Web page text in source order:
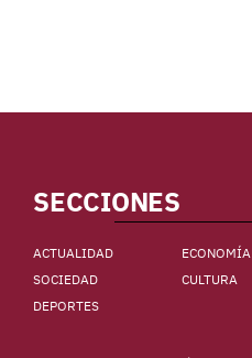
SECCIONES
ACTUALIDAD
ECONOMÍA
SOCIEDAD
CULTURA
DEPORTES